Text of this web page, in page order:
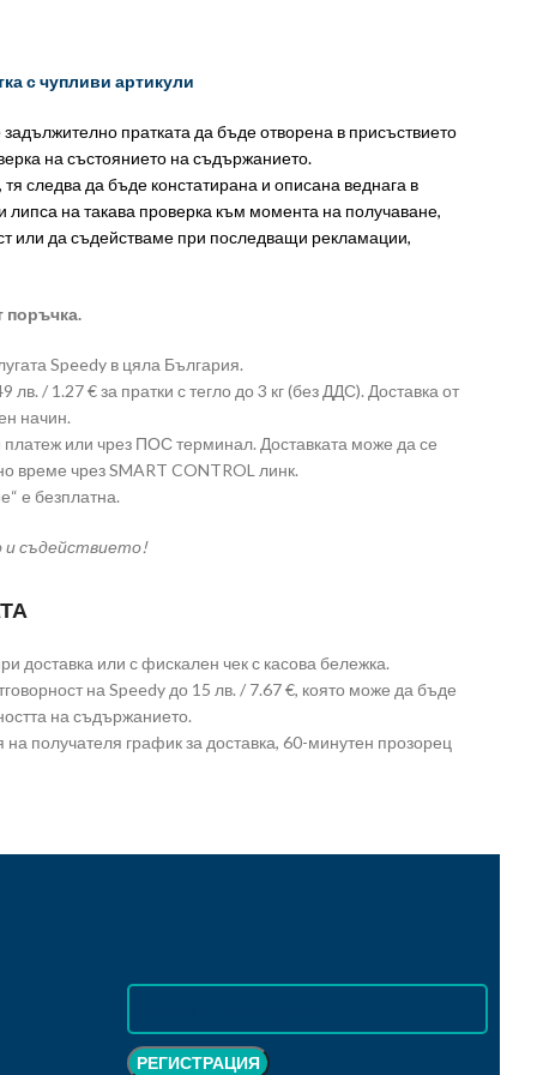
с чупливи артикули
пратката да бъде отворена в присъствието
на състоянието на съдържанието.
следва да бъде констатирана и описана веднага в
липса на такава проверка към момента на получаване,
или да съдействаме при последващи рекламации,
поръчка.
Speedy в цяла България.
/ 1.27 € за пратки с тегло до 3 кг (без ДДС). Доставка от
начин.
или чрез ПОС терминал. Доставката може да се
време чрез SMART CONTROL линк.
е безплатна.
и съдействието!
доставка или с фискален чек с касова бележка.
на Speedy до 15 лв. / 7.67 €, която може да бъде
на съдържанието.
на получателя график за доставка, 60-минутен прозорец